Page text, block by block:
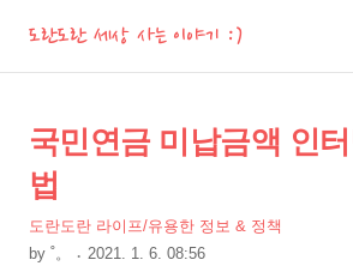
도란도란 세상 사는 이야기 :)
상
세
컨
텐
츠
본
제
목
국민연금 미납금액 인
법
도란도란 라이프/유용한 정보 & 정책
by ˚。 2021. 1. 6. 08:56